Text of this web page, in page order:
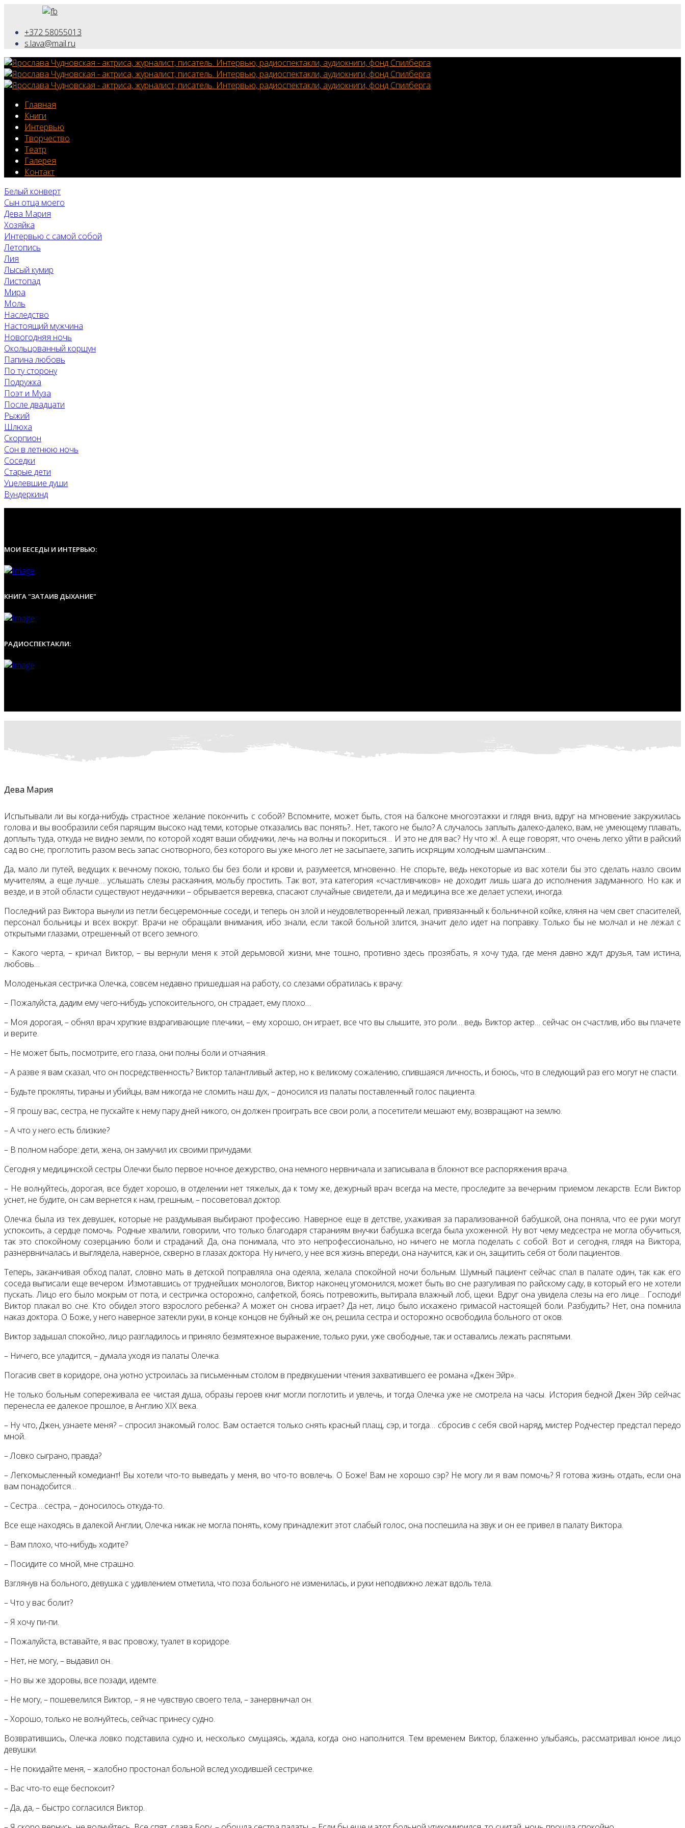
+372 58055013
s.lava@mail.ru
Главная
Книги
Интервью
Творчество
Театр
Галерея
Контакт
Белый конверт
Сын отца моего
Дева Мария
Хозяйка
Интервью с самой собой
Летопись
Лия
Лысый кумир
Листопад
Мира
Моль
Наследство
Настоящий мужчина
Новогодняя ночь
Окольцованный коршун
Папина любовь
По ту сторону
Подружка
Поэт и Муза
После двадцати
Рыжий
Шлюха
Скорпион
Сон в летнюю ночь
Соседки
Старые дети
Уцелевшие души
Вундеркинд
МОИ БЕСЕДЫ И ИНТЕРВЬЮ:
КНИГА "ЗАТАИВ ДЫХАНИЕ"
РАДИОСПЕКТАКЛИ:
Дева Мария
Испытывали ли вы когда-нибудь страстное желание покончить с собой? Вспомните, может быть, стоя на балконе многоэтажки и глядя вниз, вдруг на мгновение закружилась
голова и вы вообразили себя парящим высоко над теми, которые отказались вас понять?.. Нет, такого не было? А случалось заплыть далеко-далеко, вам, не умеющему плавать,
доплыть туда, откуда не видно земли, по которой ходят ваши обидчики, лечь на волны и покориться… И это не для вас? Ну что ж!.. А еще говорят, что очень легко уйти в райский
сад во сне; проглотить разом весь запас снотворного, без которого вы уже много лет не засыпаете, запить искрящим холодным шампанским…
Да, мало ли путей, ведущих к вечному покою, только бы без боли и крови и, разумеется, мгновенно. Не спорьте, ведь некоторые из вас хотели бы это сделать назло своим
мучителям, а еще лучше… услышать слезы раскаяния, мольбу простить. Так вот, эта категория «счастливчиков» не доходит лишь шага до исполнения задуманного. Но как и
везде, и в этой области существуют неудачники – обрывается веревка, спасают случайные свидетели, да и медицина все же делает успехи, иногда.
Последний раз Виктора вынули из петли бесцеремонные соседи, и теперь он злой и неудовлетворенный лежал, привязанный к больничной койке, кляня на чем свет спасителей,
персонал больницы и всех вокруг. Врачи не обращали внимания, ибо знали, если такой больной злится, значит дело идет на поправку. Только бы не молчал и не лежал с
открытыми глазами, отрешенный от всего земного.
– Какого черта, – кричал Виктор, – вы вернули меня к этой дерьмовой жизни, мне тошно, противно здесь прозябать, я хочу туда, где меня давно ждут друзья, там истина,
любовь…
Молоденькая сестричка Олечка, совсем недавно пришедшая на работу, со слезами обратилась к врачу:
– Пожалуйста, дадим ему чего-нибудь успокоительного, он страдает, ему плохо…
– Моя дорогая, – обнял врач хрупкие вздрагивающие плечики, – ему хорошо, он играет, все что вы слышите, это роли… ведь Виктор актер… сейчас он счастлив, ибо вы плачете
и верите.
– Не может быть, посмотрите, его глаза, они полны боли и отчаяния.
– А разве я вам сказал, что он посредственность? Виктор талантливый актер, но к великому сожалению, спившаяся личность, и боюсь, что в следующий раз его могут не спасти.
– Будьте прокляты, тираны и убийцы, вам никогда не сломить наш дух, – доносился из палаты поставленный голос пациента.
– Я прошу вас, сестра, не пускайте к нему пару дней никого, он должен проиграть все свои роли, а посетители мешают ему, возвращают на землю.
– А что у него есть близкие?
– В полном наборе: дети, жена, он замучил их своими причудами.
Сегодня у медицинской сестры Олечки было первое ночное дежурство, она немного нервничала и записывала в блокнот все распоряжения врача.
– Не волнуйтесь, дорогая, все будет хорошо, в отделении нет тяжелых, да к тому же, дежурный врач всегда на месте, проследите за вечерним приемом лекарств. Если Виктор
уснет, не будите, он сам вернется к нам, грешным, – посоветовал доктор.
Олечка была из тех девушек, которые не раздумывая выбирают профессию. Наверное еще в детстве, ухаживая за парализованной бабушкой, она поняла, что ее руки могут
успокоить, а сердце помочь. Родные хвалили, говорили, что только благодаря стараниям внучки бабушка всегда была ухоженной. Ну вот чему медсестра не могла обучиться,
так это спокойному созерцанию боли и страданий. Да, она понимала, что это непрофессионально, но ничего не могла поделать с собой. Вот и сегодня, глядя на Виктора,
разнервничалась и выглядела, наверное, скверно в глазах доктора. Ну ничего, у нее вся жизнь впереди, она научится, как и он, защитить себя от боли пациентов.
Теперь, заканчивая обход палат, словно мать в детской поправляла она одеяла, желала спокойной ночи больным. Шумный пациент сейчас спал в палате один, так как его
соседа выписали еще вечером. Измотавшись от труднейших монологов, Виктор наконец угомонился, может быть во сне разгуливая по райскому саду, в который его не хотели
пускать. Лицо его было мокрым от пота, и сестричка осторожно, салфеткой, боясь потревожить, вытирала влажный лоб, щеки. Вдруг она увидела слезы на его лице… Господи!
Виктор плакал во сне. Кто обидел этого взрослого ребенка? А может он снова играет? Да нет, лицо было искажено гримасой настоящей боли. Разбудить? Нет, она помнила
наказ доктора. О Боже, у него наверное затекли руки, в конце концов не буйный же он, решила сестра и осторожно освободила больного от оков.
Виктор задышал спокойно, лицо разгладилось и приняло безмятежное выражение, только руки, уже свободные, так и оставались лежать распятыми.
– Ничего, все уладится, – думала уходя из палаты Олечка.
Погасив свет в коридоре, она уютно устроилась за письменным столом в предвкушении чтения захватившего ее романа «Джен Эйр».
Не только больным сопереживала ее чистая душа, образы героев книг могли поглотить и увлечь, и тогда Олечка уже не смотрела на часы. История бедной Джен Эйр сейчас
перенесла ее далекое прошлое, в Англию XIX века.
– Ну что, Джен, узнаете меня? – спросил знакомый голос. Вам остается только снять красный плащ, сэр, и тогда… сбросив с себя свой наряд, мистер Родчестер предстал передо
мной.
– Ловко сыграно, правда?
– Легкомысленный комедиант! Вы хотели что-то выведать у меня, во что-то вовлечь. О Боже! Вам не хорошо сэр? Не могу ли я вам помочь? Я готова жизнь отдать, если она
вам понадобится…
– Сестра… сестра, – доносилось откуда-то.
Все еще находясь в далекой Англии, Олечка никак не могла понять, кому принадлежит этот слабый голос, она поспешила на звук и он ее привел в палату Виктора.
– Вам плохо, что-нибудь ходите?
– Посидите со мной, мне страшно.
Взглянув на больного, девушка с удивлением отметила, что поза больного не изменилась, и руки неподвижно лежат вдоль тела.
– Что у вас болит?
– Я хочу пи-пи.
– Пожалуйста, вставайте, я вас провожу, туалет в коридоре.
– Нет, не могу, – выдавил он.
– Но вы же здоровы, все позади, идемте.
– Не могу, – пошевелился Виктор, – я не чувствую своего тела, – занервничал он.
– Хорошо, только не волнуйтесь, сейчас принесу судно.
Возвратившись, Олечка ловко подставила судно и, несколько смущаясь, ждала, когда оно наполнится. Тем временем Виктор, блаженно улыбаясь, рассматривал юное лицо
девушки.
– Не покидайте меня, – жалобно простонал больной вслед уходившей сестричке.
– Вас что-то еще беспокоит?
– Да, да, – быстро согласился Виктор.